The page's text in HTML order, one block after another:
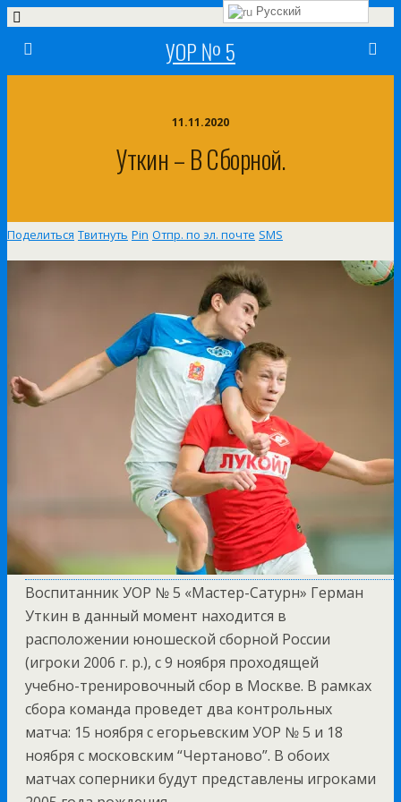
УОР № 5
11.11.2020
Уткин – В Сборной.
Поделиться Твитнуть Pin Отпр. по эл. почте SMS
Воспитанник УОР № 5 «Мастер-Сатурн» Герман
Уткин в данный момент находится в
расположении юношеской сборной России
(игроки 2006 г. р.), с 9 ноября проходящей
учебно-тренировочный сбор в Москве. В рамках
сбора команда проведет два контрольных
матча: 15 ноября с егорьевским УОР № 5 и 18
ноября с московским “Чертаново”. В обоих
матчах соперники будут представлены игроками
Русский